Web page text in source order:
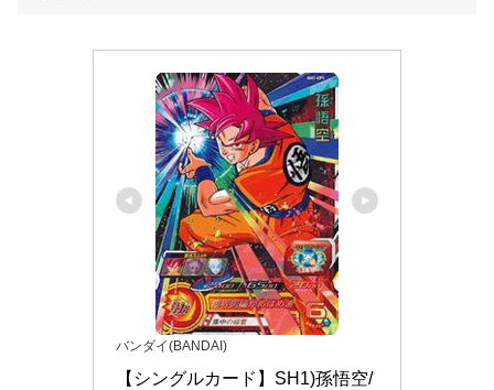
バンダイ(BANDAI)
【シングルカード】SH1)孫悟空/